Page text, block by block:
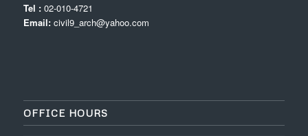
Tel :02-010-4721
Email: civil9_arch@yahoo.com
OFFICE HOURS